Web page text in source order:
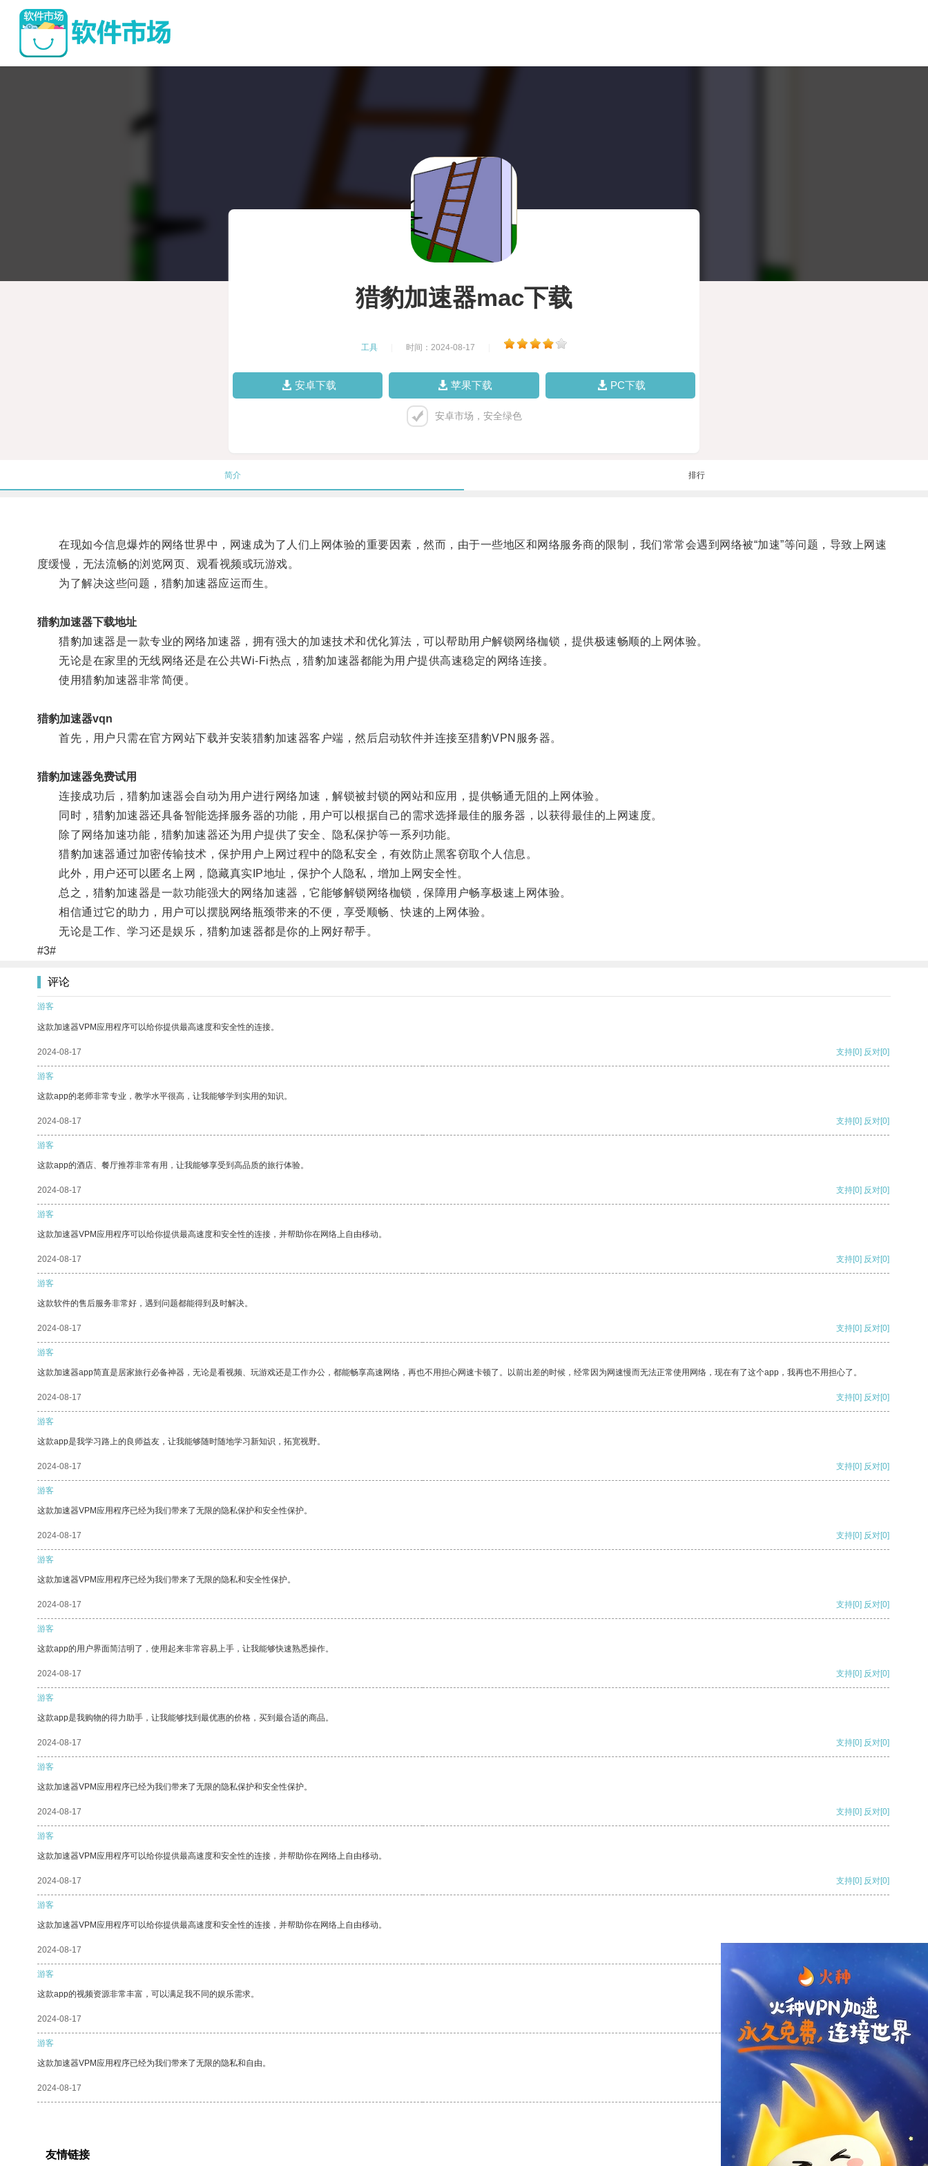
猎豹加速器mac下载
工具 时间：2024-08-17
安卓下载 苹果下载 PC下载
安卓市场，安全绿色
简介 排行
在现如今信息爆炸的网络世界中，网速成为了人们上网体验的重要因素，然而，由于一些地区和网络服务商的限制，我们常常会遇到网络被“加速”等问题，导致上网速
度缓慢，无法流畅的浏览网页、观看视频或玩游戏。
为了解决这些问题，猎豹加速器应运而生。
猎豹加速器下载地址
猎豹加速器是一款专业的网络加速器，拥有强大的加速技术和优化算法，可以帮助用户解锁网络枷锁，提供极速畅顺的上网体验。
无论是在家里的无线网络还是在公共Wi-Fi热点，猎豹加速器都能为用户提供高速稳定的网络连接。
使用猎豹加速器非常简便。
猎豹加速器vqn
首先，用户只需在官方网站下载并安装猎豹加速器客户端，然后启动软件并连接至猎豹VPN服务器。
猎豹加速器免费试用
连接成功后，猎豹加速器会自动为用户进行网络加速，解锁被封锁的网站和应用，提供畅通无阻的上网体验。
同时，猎豹加速器还具备智能选择服务器的功能，用户可以根据自己的需求选择最佳的服务器，以获得最佳的上网速度。
除了网络加速功能，猎豹加速器还为用户提供了安全、隐私保护等一系列功能。
猎豹加速器通过加密传输技术，保护用户上网过程中的隐私安全，有效防止黑客窃取个人信息。
此外，用户还可以匿名上网，隐藏真实IP地址，保护个人隐私，增加上网安全性。
总之，猎豹加速器是一款功能强大的网络加速器，它能够解锁网络枷锁，保障用户畅享极速上网体验。
相信通过它的助力，用户可以摆脱网络瓶颈带来的不便，享受顺畅、快速的上网体验。
无论是工作、学习还是娱乐，猎豹加速器都是你的上网好帮手。
#3#
评论
游客
这款加速器VPM应用程序可以给你提供最高速度和安全性的连接。
2024-08-17 支持[0] 反对[0]
游客
这款app的老师非常专业，教学水平很高，让我能够学到实用的知识。
2024-08-17 支持[0] 反对[0]
游客
这款app的酒店、餐厅推荐非常有用，让我能够享受到高品质的旅行体验。
2024-08-17 支持[0] 反对[0]
游客
这款加速器VPM应用程序可以给你提供最高速度和安全性的连接，并帮助你在网络上自由移动。
2024-08-17 支持[0] 反对[0]
游客
这款软件的售后服务非常好，遇到问题都能得到及时解决。
2024-08-17 支持[0] 反对[0]
游客
这款加速器app简直是居家旅行必备神器，无论是看视频、玩游戏还是工作办公，都能畅享高速网络，再也不用担心网速卡顿了。以前出差的时候，经常因为网速慢而无法正常使用网络，现在有了这个app，我再也不用担心了。
2024-08-17 支持[0] 反对[0]
游客
这款app是我学习路上的良师益友，让我能够随时随地学习新知识，拓宽视野。
2024-08-17 支持[0] 反对[0]
游客
这款加速器VPM应用程序已经为我们带来了无限的隐私保护和安全性保护。
2024-08-17 支持[0] 反对[0]
游客
这款加速器VPM应用程序已经为我们带来了无限的隐私和安全性保护。
2024-08-17 支持[0] 反对[0]
游客
这款app的用户界面简洁明了，使用起来非常容易上手，让我能够快速熟悉操作。
2024-08-17 支持[0] 反对[0]
游客
这款app是我购物的得力助手，让我能够找到最优惠的价格，买到最合适的商品。
2024-08-17 支持[0] 反对[0]
游客
这款加速器VPM应用程序已经为我们带来了无限的隐私保护和安全性保护。
2024-08-17 支持[0] 反对[0]
游客
这款加速器VPM应用程序可以给你提供最高速度和安全性的连接，并帮助你在网络上自由移动。
2024-08-17 支持[0] 反对[0]
游客
这款加速器VPM应用程序可以给你提供最高速度和安全性的连接，并帮助你在网络上自由移动。
2024-08-17
游客
这款app的视频资源非常丰富，可以满足我不同的娱乐需求。
2024-08-17 支持 [0] 反对 [0]
游客
这款加速器VPM应用程序已经为我们带来了无限的隐私和自由。
2024-08-17 支持
友情链接